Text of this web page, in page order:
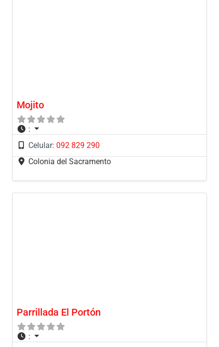
Mojito
:
Celular: 092 829 290
Colonia del Sacramento
Parrillada El Portón
: